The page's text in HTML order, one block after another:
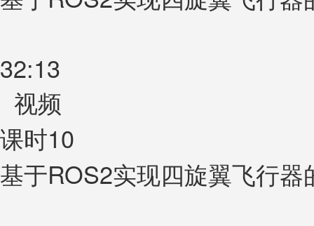
32:13
视频
课时10
基于ROS2实现四旋翼飞行器